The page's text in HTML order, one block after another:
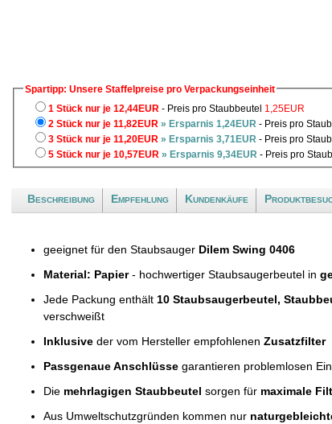
Spartipp: Unsere Staffelpreise pro Verpackungseinheit
1 Stück nur je 12,44EUR - Preis pro Staubbeutel 1,25EUR
2 Stück nur je 11,82EUR » Ersparnis 1,24EUR - Preis pro
3 Stück nur je 11,20EUR » Ersparnis 3,71EUR - Preis pro
5 Stück nur je 10,57EUR » Ersparnis 9,34EUR - Preis pro
Beschreibung Empfehlung Kundenkäufe
geeignet für den Staubsauger Dilem Swing 0406
Material: Papier- hochwertiger Staubsaugerbeutel in
Jede Packung enthält 10 Staubsaugerbeutel,
verschweißt
Inklusive der vom Hersteller empfohlenen Zusatzfilter
Passgenaue Anschlüsse garantieren problemlosen
Die mehrlagigen Staubbeutel sorgen für maximale
Aus Umweltschutzgründen kommen nur